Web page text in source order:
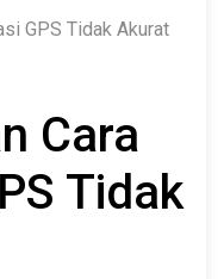
GPS Tidak Akurat
Cara
Tidak